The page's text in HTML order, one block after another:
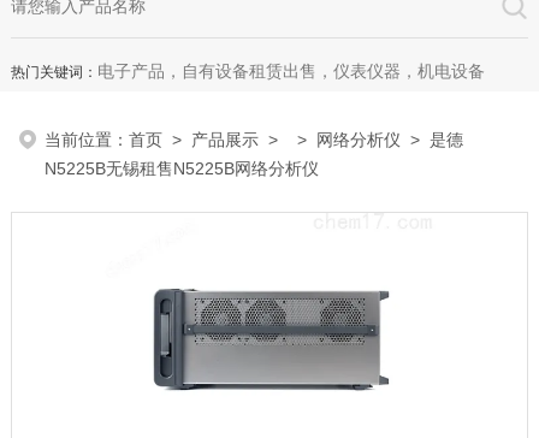
热门关键词： 电子产品，自有设备租赁出售，仪表仪器，机电设备
当前位置：首页 > 产品展示 > > 网络分析仪 > 是德
N5225B无锡租售N5225B网络分析仪